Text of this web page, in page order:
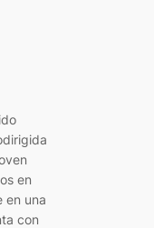
en
en una
con